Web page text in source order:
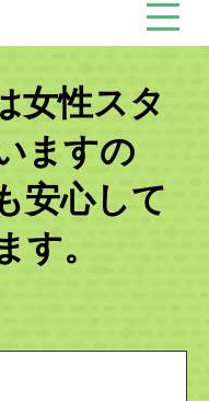
女性スタ
ますの
安心して
す。